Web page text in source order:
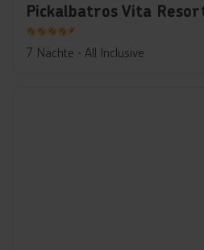
4.5
7 Nächte ∙ All Inclusive